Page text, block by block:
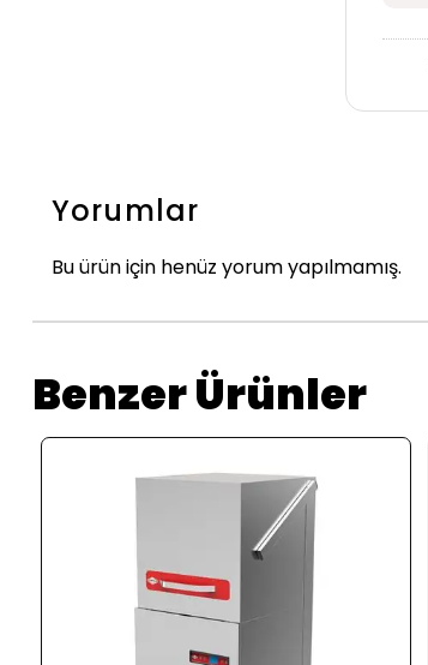
Yorumlar
Bu ürün için henüz yorum yapılmamış.
Benzer Ürünler